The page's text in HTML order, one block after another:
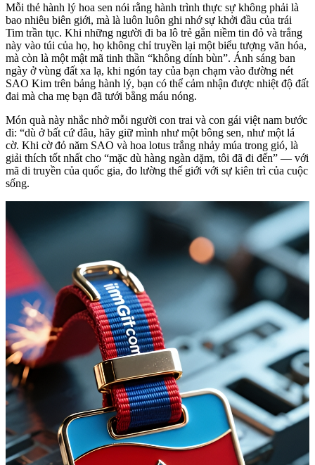
Mỗi thẻ hành lý hoa sen nói rằng hành trình thực sự không phải là
bao nhiêu biên giới, mà là luôn luôn ghi nhớ sự khởi đầu của trái
Tim trần tục. Khi những người đi ba lô trẻ gắn niềm tin đỏ và trắng
này vào túi của họ, họ không chỉ truyền lại một biểu tượng văn hóa,
mà còn là một mật mã tinh thần “không dính bùn”. Ánh sáng ban
ngày ở vùng đất xa lạ, khi ngón tay của bạn chạm vào đường nét
SAO Kim trên bảng hành lý, bạn có thể cảm nhận được nhiệt độ đất
đai mà cha mẹ bạn đã tưới bằng máu nóng.
Món quà này nhắc nhở mỗi người con trai và con gái việt nam bước
đi: “dù ở bất cứ đâu, hãy giữ mình như một bông sen, như một lá
cờ. Khi cờ đỏ năm SAO và hoa lotus trắng nhảy múa trong gió, là
giải thích tốt nhất cho “mặc dù hàng ngàn dặm, tôi đã đi đến” — với
mã di truyền của quốc gia, đo lường thế giới với sự kiên trì của cuộc
sống.